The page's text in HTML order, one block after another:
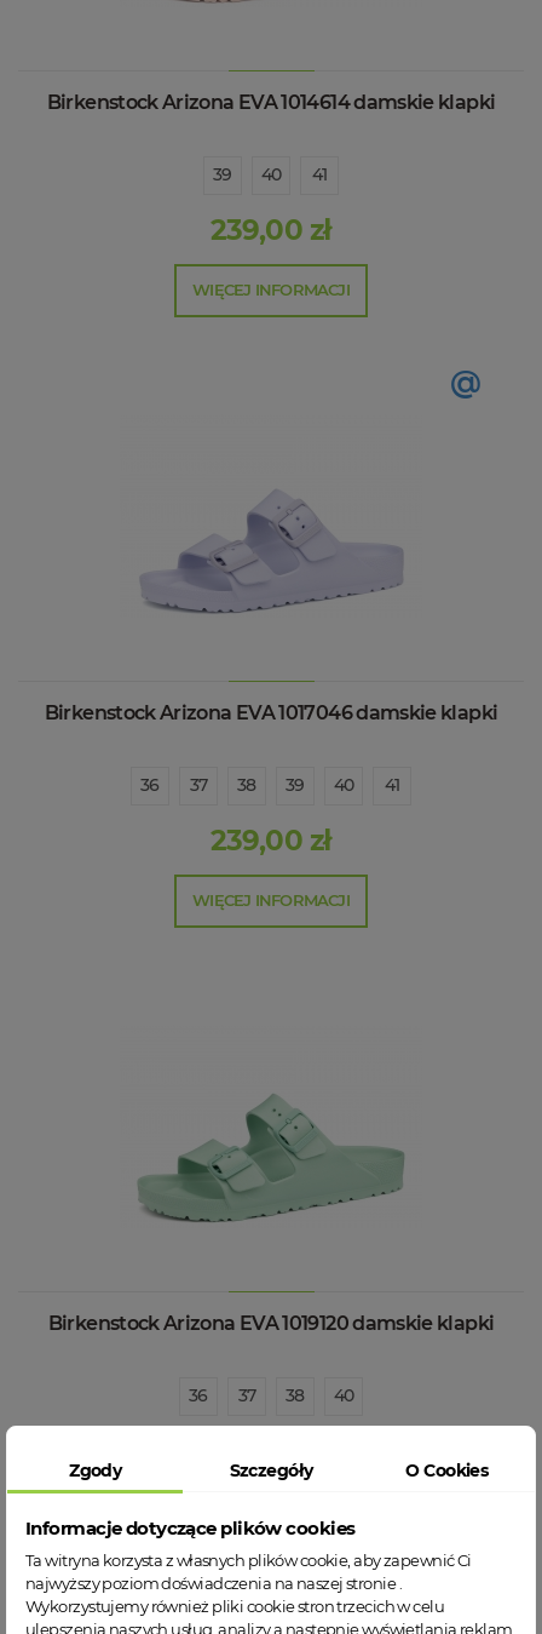
Birkenstock Arizona EVA 1014614 damskie klapki
39 40 41
239,00 zł
WIĘCEJ INFORMACJI
@
Birkenstock Arizona EVA 1017046 damskie klapki
36 37 38 39 40 41
239,00 zł
WIĘCEJ INFORMACJI
Birkenstock Arizona EVA 1019120 damskie klapki
36 37 38 40
Zgody Szczegóły O Cookies
Informacje dotyczące plików cookies
Ta witryna korzysta z własnych plików cookie, aby zapewnić Ci
najwyższy poziom doświadczenia na naszej stronie .
Wykorzystujemy również pliki cookie stron trzecich w celu
ulepszenia naszych usług, analizy a nastepnie wyświetlania reklam